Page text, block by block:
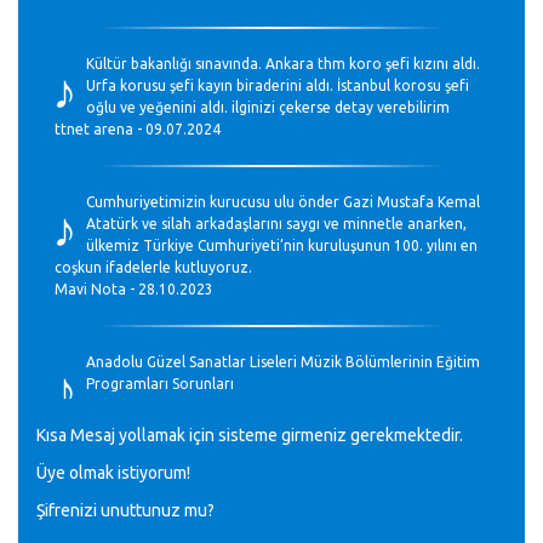
♪
Kültür bakanlığı sınavında. Ankara thm koro şefi kızını aldı.
Urfa korusu şefi kayın biraderini aldı. İstanbul korosu şefi
oğlu ve yeğenini aldı. ilginizi çekerse detay verebilirim
ttnet arena - 09.07.2024
♪
Cumhuriyetimizin kurucusu ulu önder Gazi Mustafa Kemal
Atatürk ve silah arkadaşlarını saygı ve minnetle anarken,
ülkemiz Türkiye Cumhuriyeti’nin kuruluşunun 100. yılını en
coşkun ifadelerle kutluyoruz.
Mavi Nota - 28.10.2023
♪
Anadolu Güzel Sanatlar Liseleri Müzik Bölümlerinin Eğitim
Programları Sorunları
♪
GEÇMİŞ OLSUN TÜRKİYE!
Mavi Nota - 07.02.2023
Kısa Mesaj yollamak için sisteme girmeniz gerekmektedir.
Üye olmak istiyorum!
Şifrenizi unuttunuz mu?